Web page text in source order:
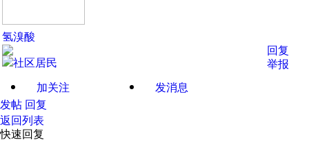
氢溴酸
加关注 发消息
回复
举报
发帖 回复
返回列表
快速回复